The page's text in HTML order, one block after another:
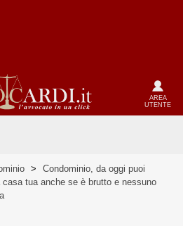
AREA
UTENTE
>
Condominio, da oggi puoi
tua anche se è brutto e nessuno